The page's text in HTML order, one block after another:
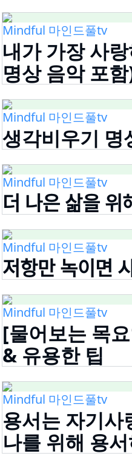
Mindful 마인드풀tv
내가 가장 사
명상 음악 포
Mindful 마인드풀tv
생각비우기
Mindful 마인드풀tv
더 나은 삶을
Mindful 마인드풀tv
저항만 녹이면
Mindful 마인드풀tv
[물어보는 목요
& 유용한 팁
Mindful 마인드풀tv
용서는 자기
나를 위해 용